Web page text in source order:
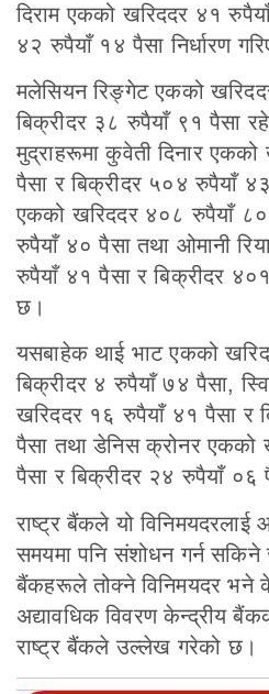
दिराम एकको खरिददर ४१
४२ रुपैयाँ १४ पैसा निर्धारण
मलेसियन रिङ्गेट एकको
बिक्रीदर ३८ रुपैयाँ ९१ पैसा
मुद्राहरूमा कुवेती दिनार
पैसा र बिक्रीदर ५०४ रुपैयाँ
एकको खरिददर ४०८ रुपैयाँ ८०
रुपैयाँ ४० पैसा तथा ओमानी
रुपैयाँ ४१ पैसा र बिक्रीदर
छ।
यसबाहेक थाई भाट एकको
बिक्रीदर ४ रुपैयाँ ७४ पैसा,
खरिददर १६ रुपैयाँ ४१ पैसा र
पैसा तथा डेनिस क्रोनर एकको
पैसा र बिक्रीदर २४ रुपैयाँ ०६
राष्ट्र बैंकले यो
समयमा पनि संशोधन गर्न सकिने
बैंकहरूले तोक्ने विनिमयदर
अद्यावधिक विवरण केन्द्रीय
राष्ट्र बैंकले उल्लेख गरेको छ।